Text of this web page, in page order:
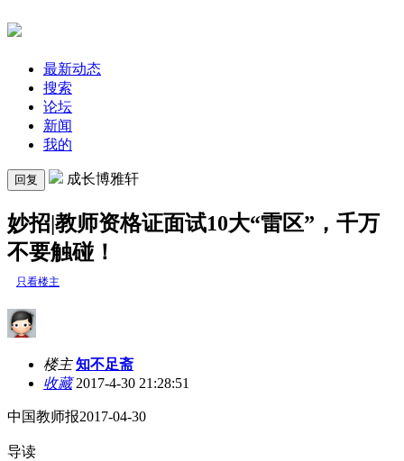
最新动态
搜索
论坛
新闻
我的
回复 成长博雅轩
妙招|教师资格证面试10大“雷区”，千万
不要触碰！
只看楼主
楼主 知不足斋
收藏2017-4-30 21:28:51
中国教师报2017-04-30
导读